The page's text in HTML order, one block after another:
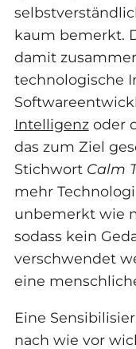
kaum bemerkt.
damit
technologische
Intelligenzoder
das zum Ziel
Stichwort Calm
mehr
unbemerkt wie
sodass kein
verschwendet
eine
Eine
nach wie vor